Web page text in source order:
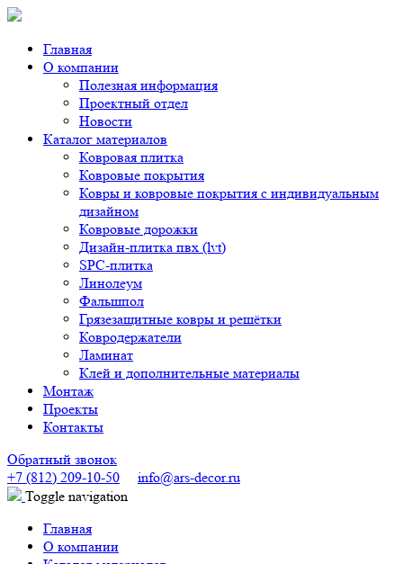
Главная
О компании
Полезная информация
Проектный отдел
Новости
Каталог материалов
Ковровая плитка
Ковровые покрытия
Ковры и ковровые покрытия с индивидуальным
дизайном
Ковровые дорожки
Дизайн-плитка пвх (lvt)
SPC-плитка
Линолеум
Фальшпол
Грязезащитные ковры и решётки
Ковродержатели
Ламинат
Клей и дополнительные материалы
Монтаж
Проекты
Контакты
Обратный звонок
+7 (812) 209-10-50
info@ars-decor.ru
Toggle navigation
Главная
О компании